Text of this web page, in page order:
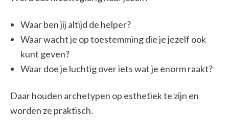
Waar ben jij altijd de helper?
Waar wacht je op toestemming die je jezelf ook
kunt geven?
Waar doe je luchtig over iets wat je enorm raakt?
Daar houden archetypen op esthetiek te zijn en
worden ze praktisch.